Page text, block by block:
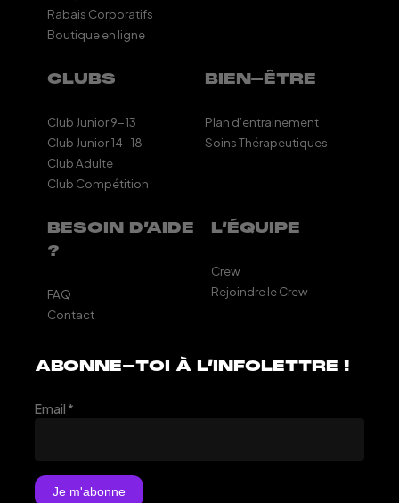
Rabais Corporatifs
Boutique en ligne
CLUBS
Club Junior 9-13
Club Junior 14-18
Club Adulte
Club Compétition
BIEN-ÊTRE
Plan d’entrainement
Soins Thérapeutiques
BESOIN D’AIDE
?
FAQ
Contact
L’ÉQUIPE
Crew
Rejoindre le Crew
ABONNE-TOI À L’INFOLETTRE !
Email *